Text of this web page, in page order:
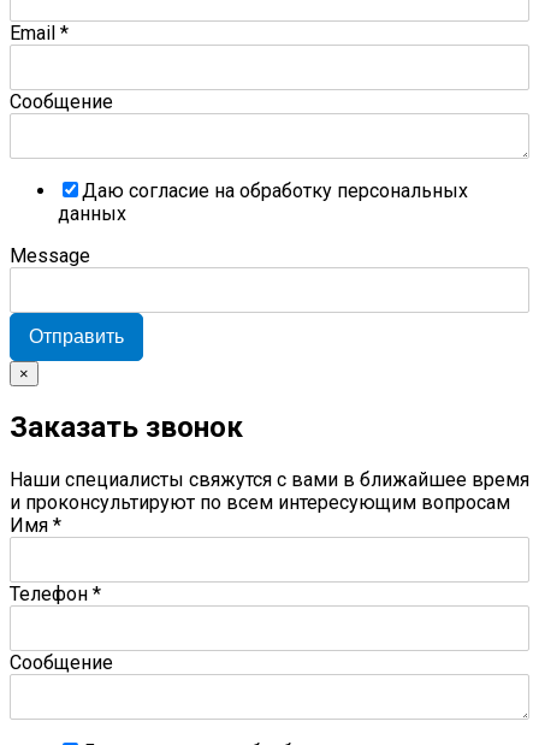
Email *
Сообщение
Даю согласие на обработку персональных
данных
Message
Отправить
×
Заказать звонок
Наши специалисты свяжутся с вами в ближайшее время
и проконсультируют по всем интересующим вопросам
Имя *
Телефон *
Сообщение